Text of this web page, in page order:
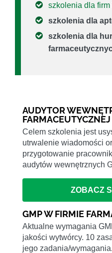
szkolenia dla firm
szkolenia dla
szkolenia dla
AUDYTOR
FARMACEUTYCZNEJ
Celem szkolenia jest
utrwalenie wiadomości
przygotowanie
audytów wewnętrznych
ZOBACZ
GMP W FIRMIE
Aktualne wymagania
jakości wytwórcy. 10
jego zadania/